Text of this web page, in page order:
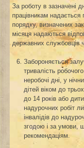
За роботу в зазначені
працівникам надається
порядку, визначених
місяця надаються
державних службовців
Забороняється
тривалість
неробочі дні, у
дітей віком до
до 14 років або
надурочних робіт
інвалідів до
згодою і за умови,
рекомендаціям.